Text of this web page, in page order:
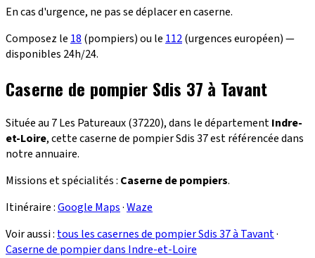
En cas d'urgence, ne pas se déplacer en caserne.
Composez le 18 (pompiers) ou le 112(urgences européen) —
disponibles 24h/24.
Caserne de pompier Sdis 37 à Tavant
Située au 7 Les Patureaux (37220), dans le départementIndre-
et-Loire, cette caserne de pompier Sdis 37 est référencée dans
notre annuaire.
Missions et spécialités : Caserne de pompiers.
Itinéraire :Google Maps·Waze
Voir aussi : tous les casernes de pompier Sdis 37 à Tavant·
Caserne de pompier dans Indre-et-Loire